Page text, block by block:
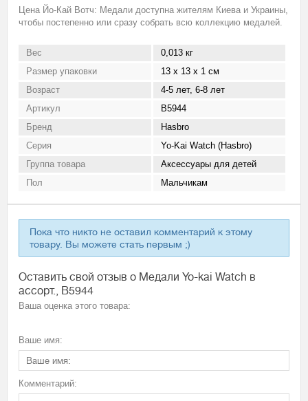
Цена Йо-Кай Вотч: Медали доступна жителям Киева и Украины,
чтобы постепенно или сразу собрать всю коллекцию медалей.
Вес
0,013 кг
Размер упаковки
13 х 13 х 1 см
Возраст
4-5 лет, 6-8 лет
Артикул
B5944
Бренд
Hasbro
Серия
Yo-Kai Watch (Hasbro)
Группа товара
Аксессуары для детей
Пол
Мальчикам
Пока что никто не оставил комментарий к этому
товару. Вы можете стать первым ;)
Оставить свой отзыв о Медали Yo-kai Watch в
ассорт., B5944
Ваша оценка этого товара:
Ваше имя:
Комментарий: